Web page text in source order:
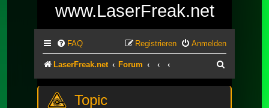
www.LaserFreak.net
FAQ Anmelden
Registrieren
LaserFreak.net Forum